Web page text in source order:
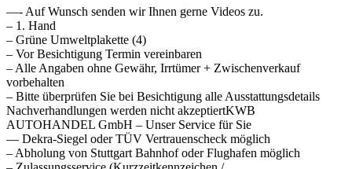
—- Auf Wunsch senden wir Ihnen gerne Videos zu.
– 1. Hand
– Grüne Umweltplakette (4)
– Vor Besichtigung Termin vereinbaren
– Alle Angaben ohne Gewähr, Irrtümer + Zwischenverkauf
vorbehalten
– Bitte überprüfen Sie bei Besichtigung alle Ausstattungsdetails
Nachverhandlungen werden nicht akzeptiertKWB
AUTOHANDEL GmbH – Unser Service für Sie
— Dekra-Siegel oder TÜV Vertrauenscheck möglich
– Abholung von Stuttgart Bahnhof oder Flughafen möglich